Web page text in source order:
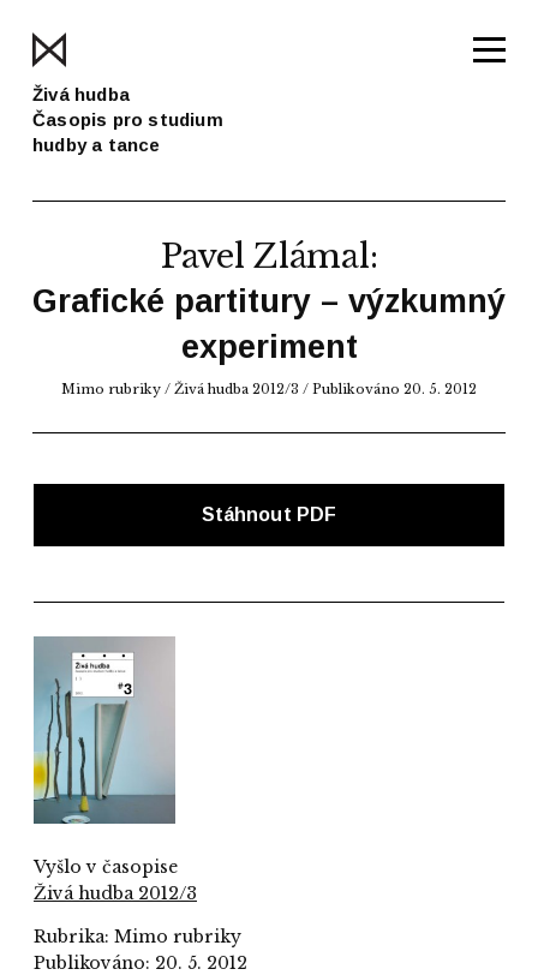
Živá hudba
Časopis pro studium
hudby a tance
Pavel Zlámal:
Grafické partitury – výzkumný
experiment
Mimo rubriky / Živá hudba 2012/3 / Publikováno 20. 5. 2012
Stáhnout PDF
Vyšlo v časopise
Živá hudba 2012/3
Rubrika: Mimo rubriky
Publikováno: 20. 5. 2012